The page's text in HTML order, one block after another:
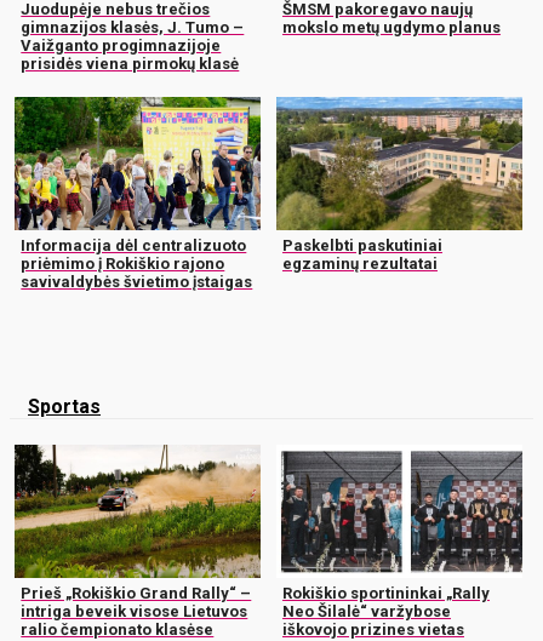
Juodupėje nebus trečios
gimnazijos klasės, J. Tumo –
Vaižganto progimnazijoje
prisidės viena pirmokų klasė
ŠMSM pakoregavo naujų
mokslo metų ugdymo planus
Informacija dėl centralizuoto
priėmimo į Rokiškio rajono
savivaldybės švietimo įstaigas
Paskelbti paskutiniai
egzaminų rezultatai
Sportas
Prieš „Rokiškio Grand Rally“ –
intriga beveik visose Lietuvos
ralio čempionato klasėse
Rokiškio sportininkai „Rally
Neo Šilalė“ varžybose
iškovojo prizines vietas